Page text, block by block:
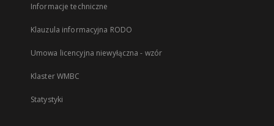
Informacje techniczne
Klauzula informacyjna RODO
Umowa licencyjna niewyłączna - wzór
Klaster WMBC
Statystyki